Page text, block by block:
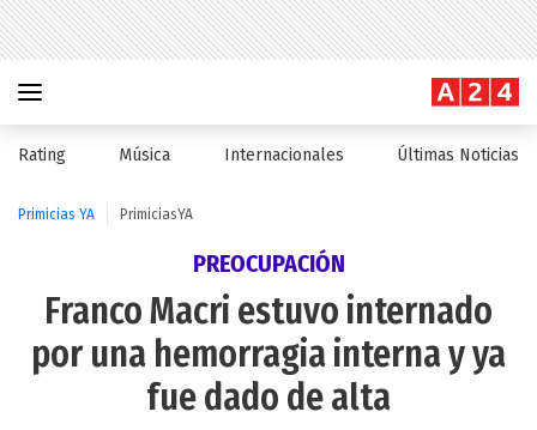
Rating Música Internacionales Últimas Noticias
Primicias YA PrimiciasYA
PREOCUPACIÓN
Franco Macri estuvo internado
por una hemorragia interna y ya
fue dado de alta